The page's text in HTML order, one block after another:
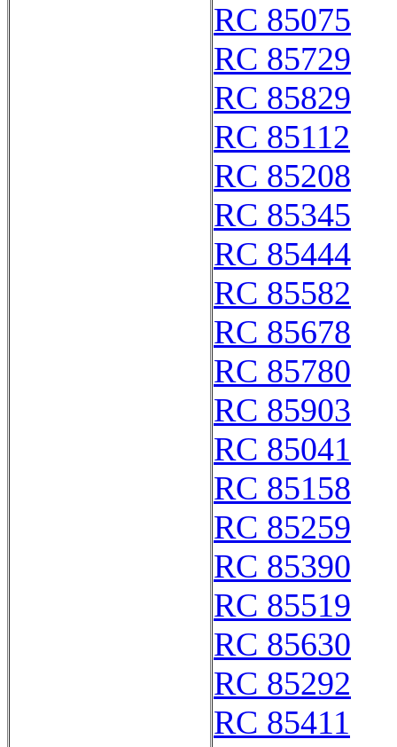
RC 85075
RC 85729
RC 85829
RC 85112
RC 85208
RC 85345
RC 85444
RC 85582
RC 85678
RC 85780
RC 85903
RC 85041
RC 85158
RC 85259
RC 85390
RC 85519
RC 85630
RC 85292
RC 85411